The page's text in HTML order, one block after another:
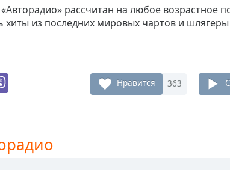
рассчитан на любое возрастное
из последних мировых чартов и
Нравится 363